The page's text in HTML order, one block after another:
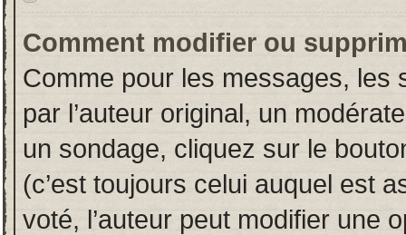
Comment modifier ou
Comme pour les messages, les
par l’auteur original, un
un sondage, cliquez sur le
(c’est toujours celui auquel est
voté, l’auteur peut modifier une